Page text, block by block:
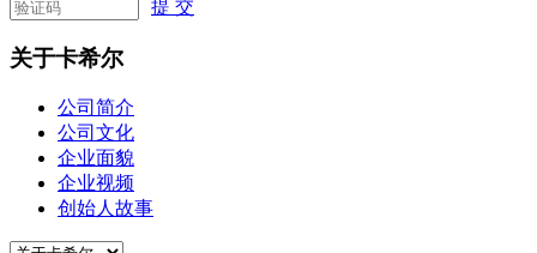
提 交
关于卡希尔
公司简介
公司文化
企业面貌
企业视频
创始人故事